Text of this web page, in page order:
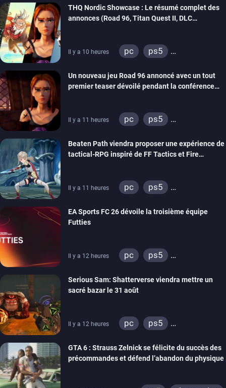
THQ Nordic Showcase : Le résumé complet des
annonces (Road 96, Titan Quest II, DLC
Il y a 10 heures pc
ps5
stadia
ps4
xbox one
switch 2
Un nouveau jeu Road 96 annoncé avec un tout
premier teaser dévoilé pendant la conférence
Il y a 11 heures pc
ps5
stadia
ps4
xbox one
Beaten Path viendra proposer une expérience de
tactical-RPG inspiré de FF Tactics et Fire
Il y a 11 heures pc
ps5
EA Sports FC 26 dévoile la troisième équipe
Futties
Il y a 12 heures pc
ps5
ps4
xbox one
switch 2
Serious Sam: Shatterverse viendra mettre un
sacré bazar le 31 août
Il y a 12 heures pc
ps5
GTA 6 : Strauss Zelnick se félicite du succès des
précommandes et défend l’abandon du physique